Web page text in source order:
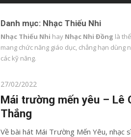
Danh mục: Nhạc Thiếu Nhi
Nhạc Thiếu Nhi hay Nhạc Nhi Đồng là
mang chức năng giáo dục, chẳng hạn dùng
các kỹ năng.
Posted
on
27/02/2022
Mái trường mến yêu – Lê
Thắng
Về bài hát Mái Trường Mến Yêu, nhạc